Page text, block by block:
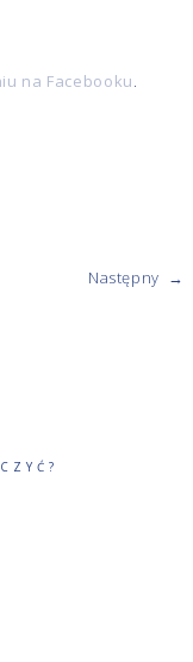
na Facebooku.
Następny →